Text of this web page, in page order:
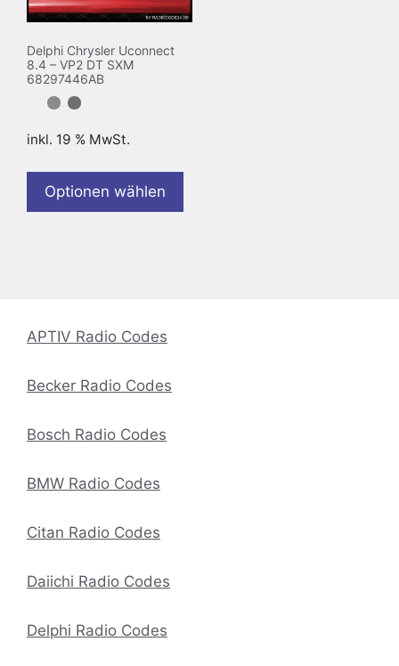
Delphi Chrysler Uconnect
8.4 – VP2 DT SXM
68297446AB
inkl. 19 % MwSt.
Optionen wählen
APTIV Radio Codes
Becker Radio Codes
Bosch Radio Codes
BMW Radio Codes
Citan Radio Codes
Daiichi Radio Codes
Delphi Radio Codes